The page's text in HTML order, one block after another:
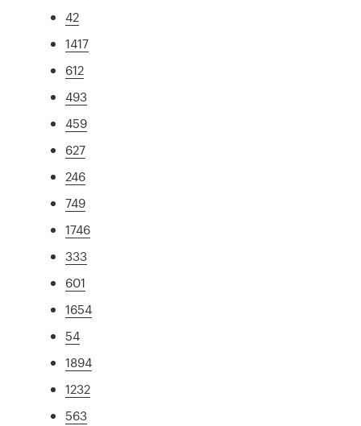
42
1417
612
493
459
627
246
749
1746
333
601
1654
54
1894
1232
563